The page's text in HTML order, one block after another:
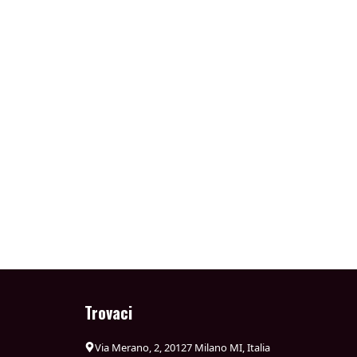
Trovaci
Via Merano, 2, 20127 Milano MI, Italia